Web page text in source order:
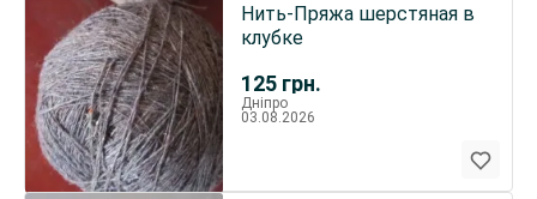
125 грн.
Нить-Пряжа шерстяная в
клубке
Дніпро
03.08.2026